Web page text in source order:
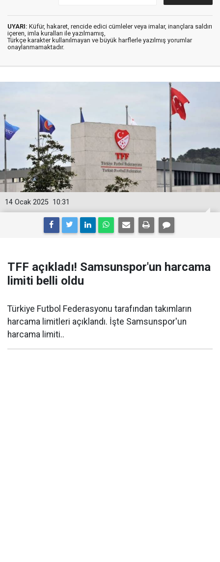
UYARI: Küfür, hakaret, rencide edici cümleler veya imalar, inançlara saldırı
içeren, imla kuralları ile yazılmamış,
Türkçe karakter kullanılmayan ve büyük harflerle yazılmış yorumlar
onaylanmamaktadır.
10:31
14 Ocak 2025
TFF açıkladı! Samsunspor'un harcama
limiti belli oldu
Türkiye Futbol Federasyonu tarafından takımların
harcama limitleri açıklandı. İşte Samsunspor'un
harcama limiti..